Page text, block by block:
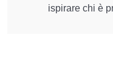
ispirare chi è